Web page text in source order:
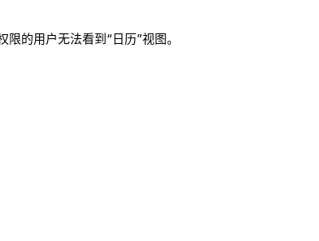
限的用户无法看到“日历”视图。